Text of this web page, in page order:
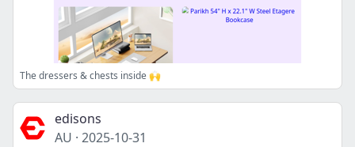
The dressers & chests inside 🙌
edisons
AU · 2025-10-31